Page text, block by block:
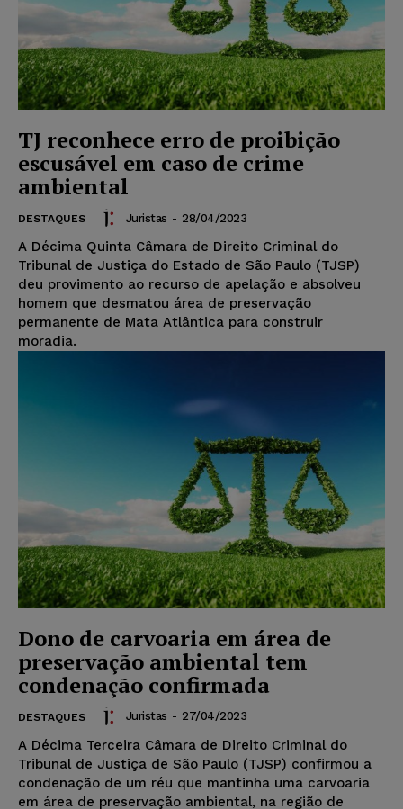
TJ reconhece erro de proibição
escusável em caso de crime
ambiental
DESTAQUES Juristas - 28/04/2023
A Décima Quinta Câmara de Direito Criminal do
Tribunal de Justiça do Estado de São Paulo (TJSP)
deu provimento ao recurso de apelação e absolveu
homem que desmatou área de preservação
permanente de Mata Atlântica para construir
moradia.
Dono de carvoaria em área de
preservação ambiental tem
condenação confirmada
DESTAQUES Juristas - 27/04/2023
A Décima Terceira Câmara de Direito Criminal do
Tribunal de Justiça de São Paulo (TJSP) confirmou a
condenação de um réu que mantinha uma carvoaria
em área de preservação ambiental, na região de